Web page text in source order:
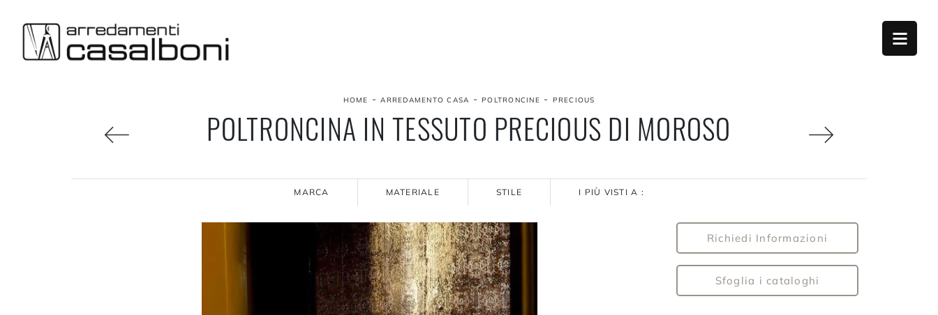
HOME -ARREDAMENTO CASA - POLTRONCINE - PRECIOUS
POLTRONCINA IN TESSUTO PRECIOUS DI MOROSO
MARCA MATERIALE STILE I PIÙ VISTI A :
Richiedi Informazioni
Sfoglia i cataloghi